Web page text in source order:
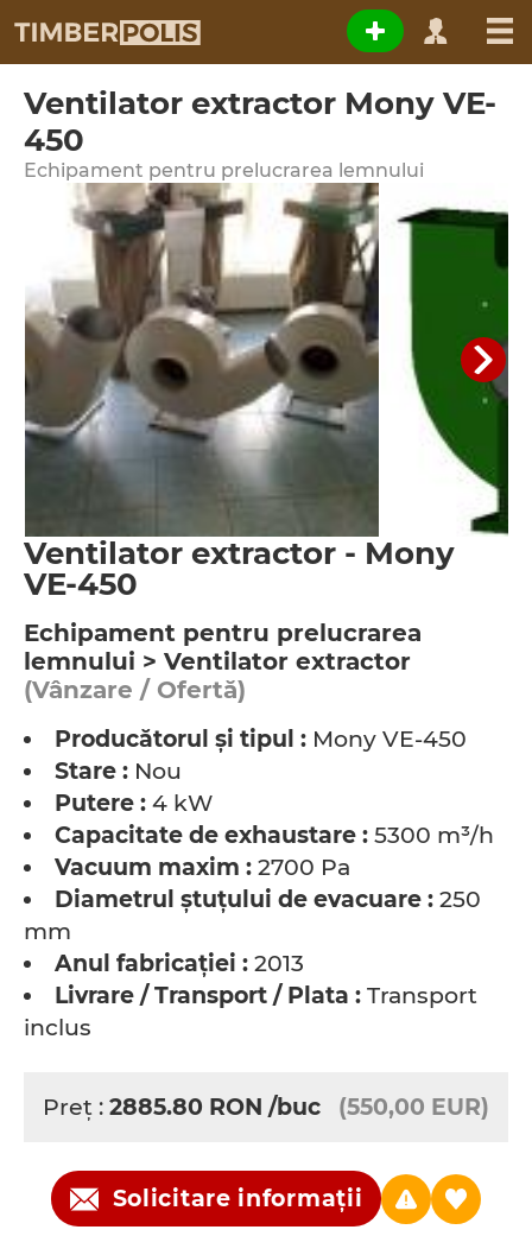
Ventilator extractor Mony VE-
450
Echipament pentru prelucrarea lemnului
Ventilator extractor - Mony
VE-450
Echipament pentru prelucrarea
lemnului > Ventilator extractor
(Vânzare / Ofertă)
Producătorul şi tipul : Mony VE-450
Stare : Nou
Putere : 4 kW
Capacitate de exhaustare : 5300 m³/h
Vacuum maxim : 2700 Pa
Diametrul ştuţului de evacuare : 250
mm
Anul fabricaţiei : 2013
Livrare / Transport / Plata : Transport
inclus
Preţ : 2885.80 RON /buc (550,00 EUR)
Solicitare informații